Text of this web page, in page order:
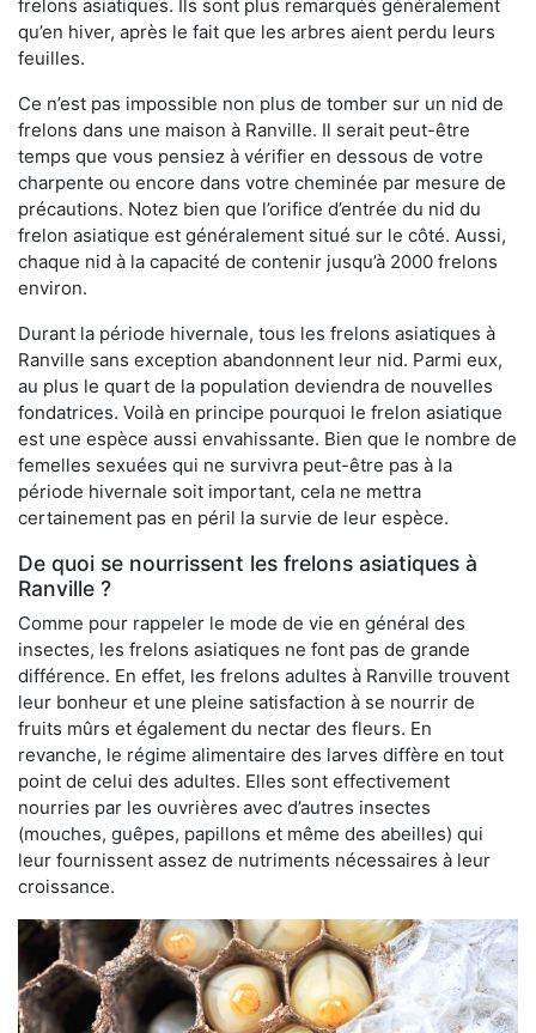
frelons asiatiques. Ils sont plus remarqués généralement
qu’en hiver, après le fait que les arbres aient perdu leurs
feuilles.
Ce n’est pas impossible non plus de tomber sur un nid de
frelons dans une maison à Ranville. Il serait peut-être
temps que vous pensiez à vérifier en dessous de votre
charpente ou encore dans votre cheminée par mesure de
précautions. Notez bien que l’orifice d’entrée du nid du
frelon asiatique est généralement situé sur le côté. Aussi,
chaque nid à la capacité de contenir jusqu’à 2000 frelons
environ.
Durant la période hivernale, tous les frelons asiatiques à
Ranville sans exception abandonnent leur nid. Parmi eux,
au plus le quart de la population deviendra de nouvelles
fondatrices. Voilà en principe pourquoi le frelon asiatique
est une espèce aussi envahissante. Bien que le nombre de
femelles sexuées qui ne survivra peut-être pas à la
période hivernale soit important, cela ne mettra
certainement pas en péril la survie de leur espèce.
De quoi se nourrissent les frelons asiatiques à
Ranville ?
Comme pour rappeler le mode de vie en général des
insectes, les frelons asiatiques ne font pas de grande
différence. En effet, les frelons adultes à Ranville trouvent
leur bonheur et une pleine satisfaction à se nourrir de
fruits mûrs et également du nectar des fleurs. En
revanche, le régime alimentaire des larves diffère en tout
point de celui des adultes. Elles sont effectivement
nourries par les ouvrières avec d’autres insectes
(mouches, guêpes, papillons et même des abeilles) qui
leur fournissent assez de nutriments nécessaires à leur
croissance.